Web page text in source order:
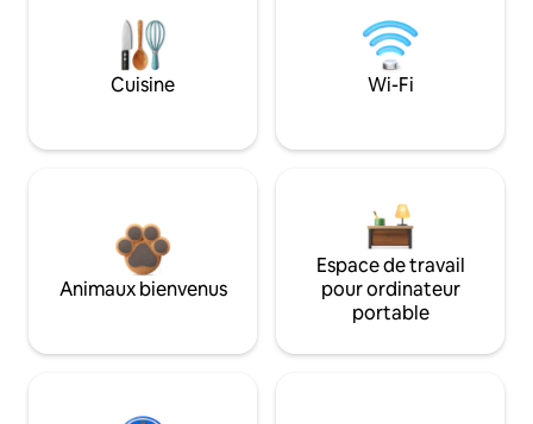
Cuisine Wi-Fi
Animaux bienvenus
Espace de travail
pour ordinateur
portable